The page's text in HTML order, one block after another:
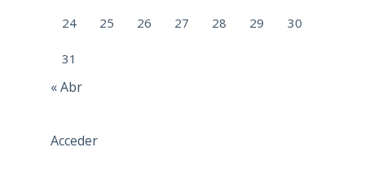
24 25 26 27 28 29 30
31
« Abr
Acceder